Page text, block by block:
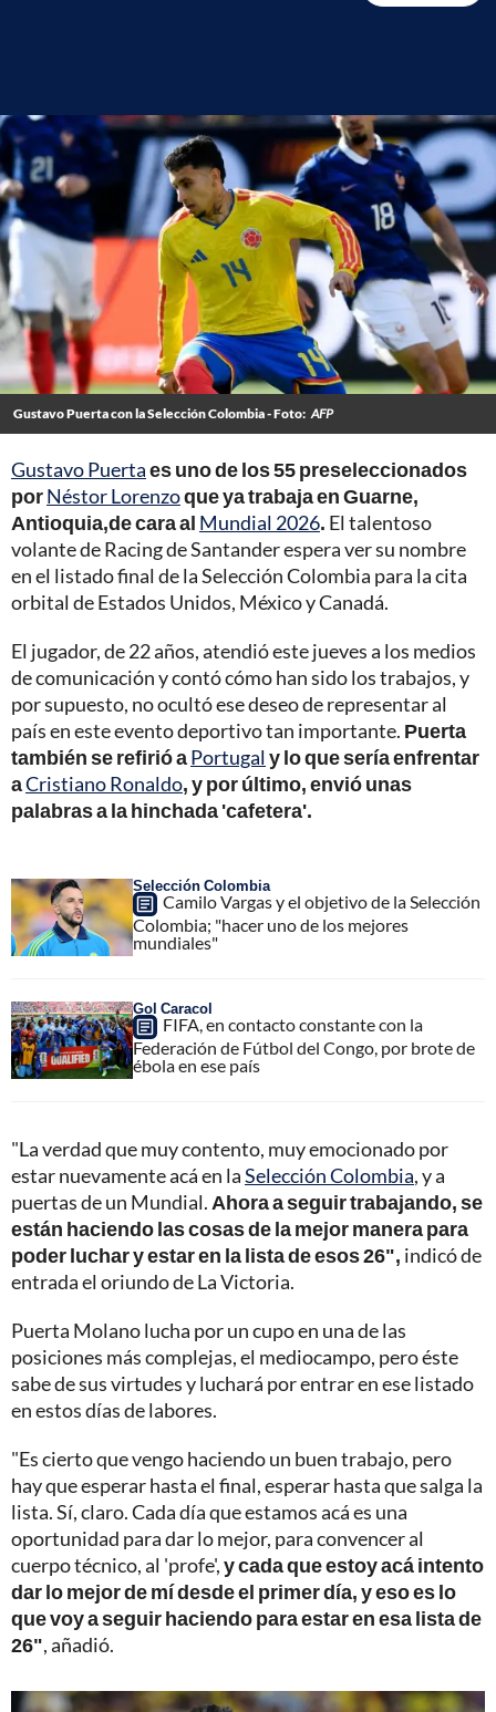
Gustavo Puerta con la Selección Colombia - Foto: AFP
Gustavo Puertaes uno de los 55 preseleccionados
porNéstor Lorenzoque ya trabaja en Guarne,
Antioquia,de cara al Mundial 2026. El talentoso
volante de Racing de Santander espera ver su nombre
en el listado final de la Selección Colombia para la cita
orbital de Estados Unidos, México y Canadá.
El jugador, de 22 años, atendió este jueves a los medios
de comunicación y contó cómo han sido los trabajos, y
por supuesto, no ocultó ese deseo de representar al
país en este evento deportivo tan importante. Puerta
también se refirió aPortugaly lo que sería enfrentar
aCristiano Ronaldo, y por último, envió unas
palabras a la hinchada 'cafetera'.
Selección Colombia
Camilo Vargas y el objetivo de la Selección
Colombia; "hacer uno de los mejores
mundiales"
Gol Caracol
FIFA, en contacto constante con la
Federación de Fútbol del Congo, por brote de
ébola en ese país
"La verdad que muy contento, muy emocionado por
estar nuevamente acá en laSelección Colombia, y a
puertas de un Mundial. Ahora a seguir trabajando, se
están haciendo las cosas de la mejor manera para
poder luchar y estar en la lista de esos 26", indicó de
entrada el oriundo de La Victoria.
Puerta Molano lucha por un cupo en una de las
posiciones más complejas, el mediocampo, pero éste
sabe de sus virtudes y luchará por entrar en ese listado
en estos días de labores.
"Es cierto que vengo haciendo un buen trabajo, pero
hay que esperar hasta el final, esperar hasta que salga la
lista. Sí, claro. Cada día que estamos acá es una
oportunidad para dar lo mejor, para convencer al
cuerpo técnico, al 'profe',y cada que estoy acá intento
dar lo mejor de mí desde el primer día, y eso es lo
que voy a seguir haciendo para estar en esa lista de
26", añadió.